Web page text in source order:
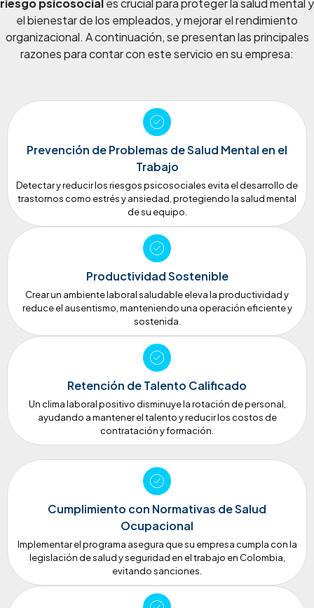
riesgo psicosociales crucial para proteger la salud mental y
el bienestar de los empleados, y mejorar el rendimiento
organizacional. A continuación, se presentan las principales
razones para contar con este servicio en su empresa:
Prevención de Problemas de Salud Mental en el
Trabajo
Detectar y reducir los riesgos psicosociales evita el desarrollo de
trastornos como estrés y ansiedad, protegiendo la salud mental
de su equipo.
Productividad Sostenible
Crear un ambiente laboral saludable eleva la productividad y
reduce el ausentismo, manteniendo una operación eficiente y
sostenida.
Retención de Talento Calificado
Un clima laboral positivo disminuye la rotación de personal,
ayudando a mantener el talento y reducir los costos de
contratación y formación.
Cumplimiento con Normativas de Salud
Ocupacional
Implementar el programa asegura que su empresa cumpla con la
legislación de salud y seguridad en el trabajo en Colombia,
evitando sanciones.